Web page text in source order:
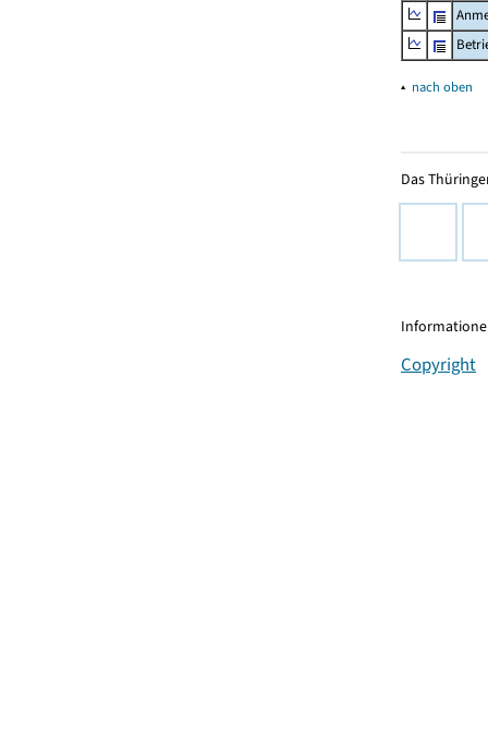
▴ nach oben
Das
Copyright